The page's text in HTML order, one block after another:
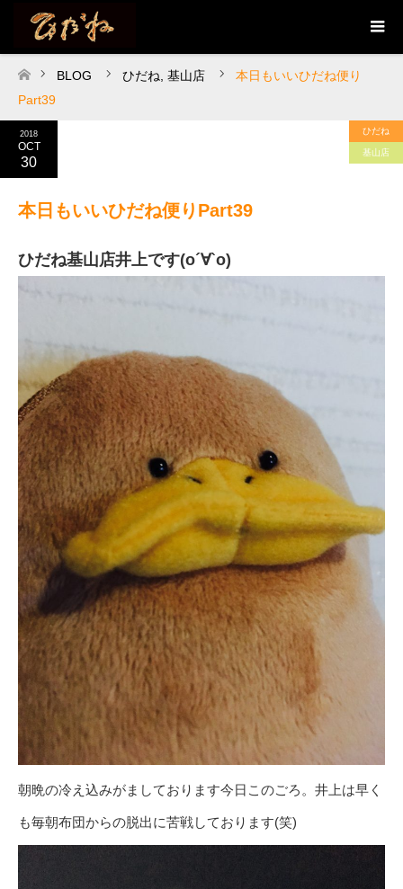
ホーム
BLOG ひだね 基山店
本日もいいひだね便り
Part39
2018
OCT
30
ひだね
基山店
本日もいいひだね便りPart39
ひだね基山店井上です(о´∀`о)
朝晩の冷え込みがましております今日このごろ。井上は早く
も毎朝布団からの脱出に苦戦しております(笑)